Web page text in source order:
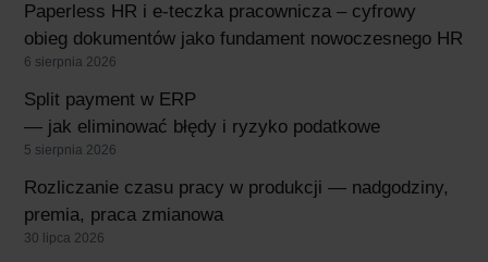
Paperless HR i e-teczka pracownicza – cyfrowy
obieg dokumentów jako fundament nowoczesnego HR
6 sierpnia 2026
Split payment w ERP
— jak eliminować błędy i ryzyko podatkowe
5 sierpnia 2026
Rozliczanie czasu pracy w produkcji — nadgodziny,
premia, praca zmianowa
30 lipca 2026